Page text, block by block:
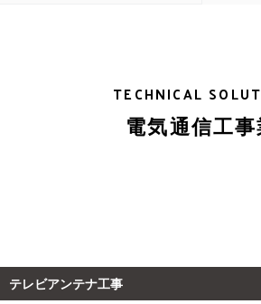
TECHNICAL
電気通信工事
テレビアンテナ工事